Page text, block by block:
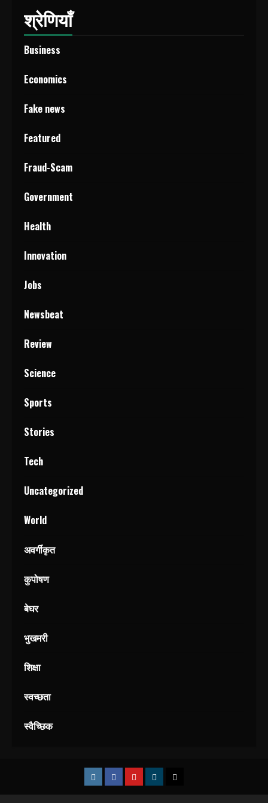
श्रेणियाँ
Business
Economics
Fake news
Featured
Fraud-Scam
Government
Health
Innovation
Jobs
Newsbeat
Review
Science
Sports
Stories
Tech
Uncategorized
World
अवर्गीकृत
कुपोषण
बेघर
भुखमरी
शिक्षा
स्वच्छता
स्वैच्छिक